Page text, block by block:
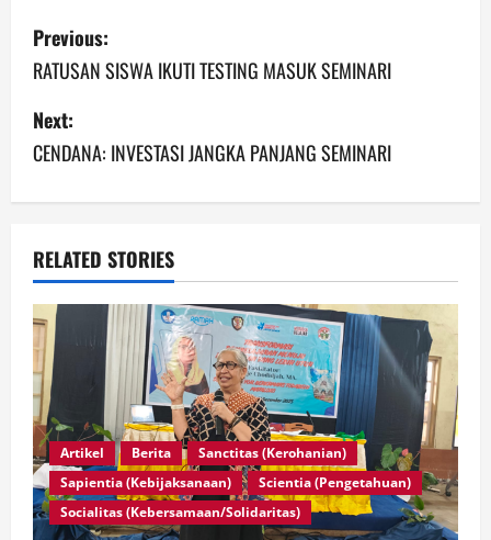
P
o
s
t
n
a
v
i
g
a
t
Previous:
RATUSAN SISWA IKUTI TESTING MASUK SEMINARI
Next:
CENDANA: INVESTASI JANGKA PANJANG SEMINARI
RELATED STORIES
Artikel Berita
Sanctitas (Kerohanian)
Sapientia (Kebijaksanaan)
Scientia (Pengetahuan)
Socialitas (Kebersamaan/Solidaritas)